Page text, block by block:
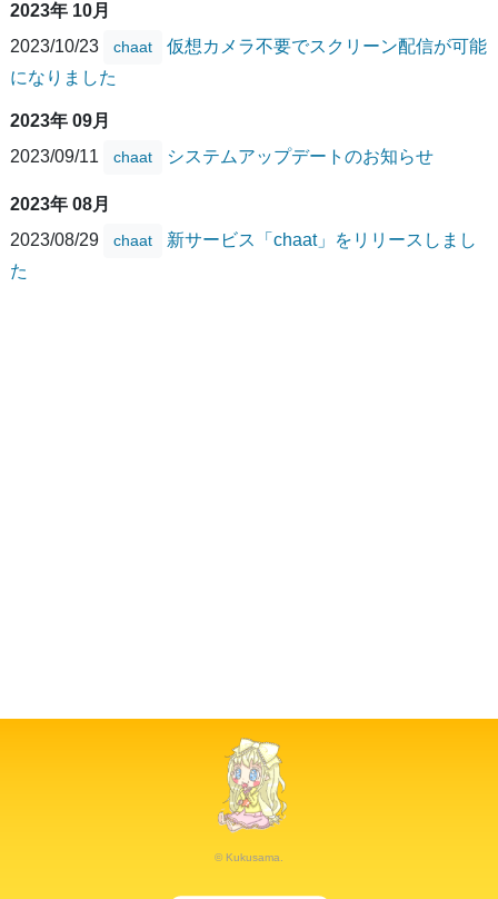
2023年 10月
2023/10/23
chaat
仮想カメラ不要でスクリーン配信が可能
になりました
2023年 09月
2023/09/11
chaat システムアップデートのお知らせ
2023年 08月
2023/08/29
chaat
新サービス「chaat」をリリースしまし
た
© Kukusama.